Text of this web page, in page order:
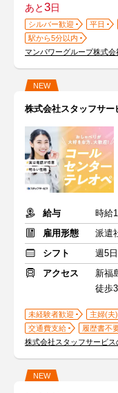
あと3日
シルバー歓迎 平日
駅から5分以内
マンパワーグループ株式
NEW
株式会社スタッフサー
給与
時給
雇用形態
派遣
シフト
週5
アクセス
新福
徒歩
未経験者歓迎 主婦(夫
交通費支給
履歴書不
株式会社スタッフサービス
NEW